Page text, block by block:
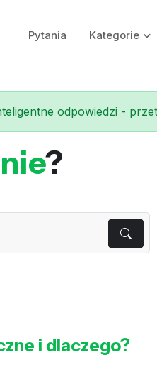
Pytania Kategorie
odpowiedzi -
?
i dlaczego?